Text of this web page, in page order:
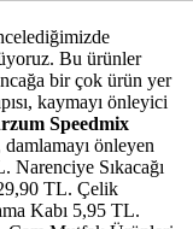
Bu ürünler
bir çok ürün yer
kaymayı önleyici
Speedmix
önleyen
Narenciye Sıkacağı
TL. Çelik
Kabı 5,95 TL.